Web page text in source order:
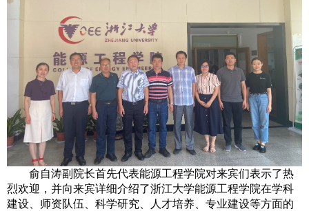
俞自涛副院长首先代表能源工程学院对来宾们表示了热
烈欢迎，并向来宾详细介绍了浙江大学能源工程学院在学科
建设、师资队伍、科学研究、人才培养、专业建设等方面的